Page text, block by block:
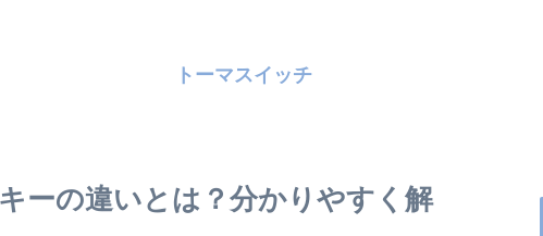
トーマスイッチ
ーの違いとは？分かりやすく解